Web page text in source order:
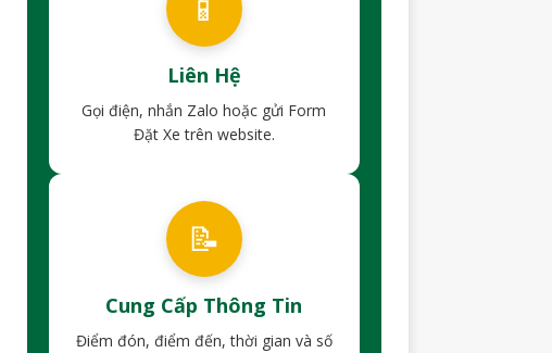
Liên Hệ
Gọi điện, nhắn Zalo hoặc gửi Form
Đặt Xe trên website.
📝
Cung Cấp Thông Tin
Điểm đón, điểm đến, thời gian và số